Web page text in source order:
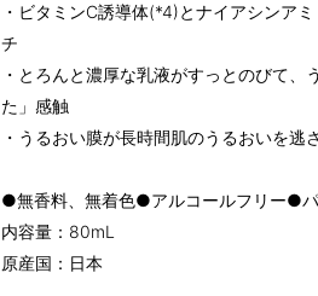
・ビタミンC誘導体(*4)とナイアシンア
チ
・とろんと濃厚な乳液がすっとのびて
た」感触
・うるおい膜が長時間肌のうるおいを
●無香料、無着色●アルコールフリー●
内容量：80mL
原産国：日本